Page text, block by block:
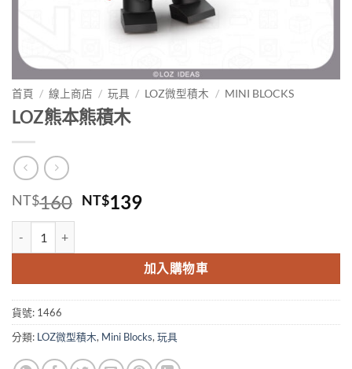
首頁 / 線上商店 / 玩具 / LOZ微型積木 / MINI BLOCKS
LOZ熊本熊積木
NT$160 原
格：
NT$160。
NT$139目
格：
NT$139。
加入購物車
貨號: 1466
分類: LOZ微型積木, Mini Blocks,玩具